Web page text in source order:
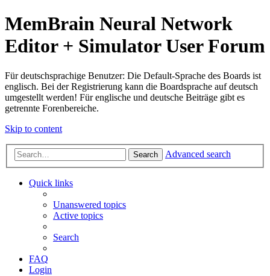
MemBrain Neural Network
Editor + Simulator User Forum
Für deutschsprachige Benutzer: Die Default-Sprache des Boards ist
englisch. Bei der Registrierung kann die Boardsprache auf deutsch
umgestellt werden! Für englische und deutsche Beiträge gibt es
getrennte Forenbereiche.
Skip to content
Search Advanced search
Quick links
Unanswered topics
Active topics
Search
FAQ
Login